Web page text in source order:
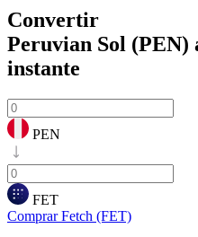
Convertir
Peruvian Sol (PEN)
instante
PEN
FET
Comprar Fetch (FET)